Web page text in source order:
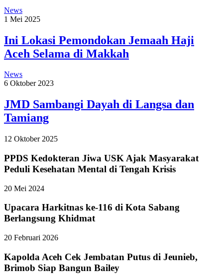
News
1 Mei 2025
Ini Lokasi Pemondokan Jemaah Haji
Aceh Selama di Makkah
News
6 Oktober 2023
JMD Sambangi Dayah di Langsa dan
Tamiang
12 Oktober 2025
PPDS Kedokteran Jiwa USK Ajak Masyarakat
Peduli Kesehatan Mental di Tengah Krisis
20 Mei 2024
Upacara Harkitnas ke-116 di Kota Sabang
Berlangsung Khidmat
20 Februari 2026
Kapolda Aceh Cek Jembatan Putus di Jeunieb,
Brimob Siap Bangun Bailey